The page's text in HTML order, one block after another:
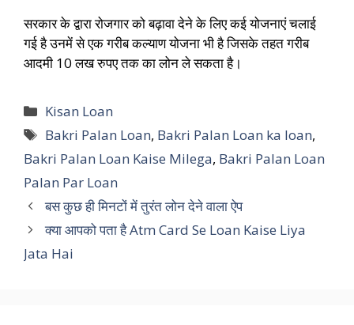
सरकार के द्वारा रोजगार को बढ़ावा देने के लिए कई योजनाएं चलाई
गई है उनमें से एक गरीब कल्याण योजना भी है जिसके तहत गरीब
आदमी 10 लख रुपए तक का लोन ले सकता है।
Categories
Kisan Loan
Tags
Bakri Palan Loan, Bakri Palan Loan ka loan,
Bakri Palan Loan Kaise Milega, Bakri Palan Loan
Palan Par Loan
बस कुछ ही मिनटों में तुरंत लोन देने वाला ऐप
क्या आपको पता है Atm Card Se Loan Kaise Liya
Jata Hai